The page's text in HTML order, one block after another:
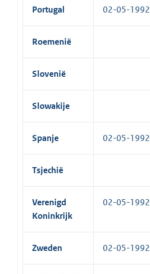
Portugal 02-05-1992
Roemenië
Slovenië
Slowakije
Spanje 02-05-1992
Tsjechië
Verenigd
Koninkrijk
02-05-1992
Zweden 02-05-1992